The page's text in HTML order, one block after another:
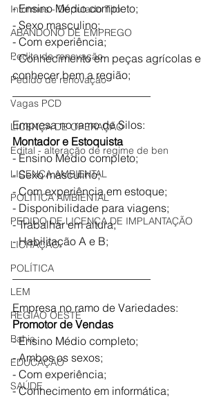
Informes - Deputado Tito
ABANDONO DE EMPREGO
Pedito de renovação
Pedido de renovação
Vagas PCD
LICENÇA DE OPERAÇÃO
Edital - alteração de regime de ben
LICENÇA AMBIENTAL
POLÍTICA AMBIENTAL
PEDIDO DE LICENÇA DE IMPLANTAÇÃO
LICITAÇÃO
POLÍTICA
LEM
REGIÃO OESTE
Bahia
EDUCAÇÃO
SAÚDE
- Ensino Médio completo;
- Sexo masculino;
- Com experiência;
- Conhecimento em peças agrícolas e
conhecer bem a região;
Empresa no ramo de Silos:
Montador e Estoquista
- Ensino Médio completo;
- Sexo masculino;
- Com experiência em estoque;
- Disponibilidade para viagens;
- Trabalhar em altura;
- Habilitação A e B;
_________________________
Empresa no ramo de Variedades:
Promotor de Vendas
- Ensino Médio completo;
- Ambos os sexos;
- Com experiência;
- Conhecimento em informática;